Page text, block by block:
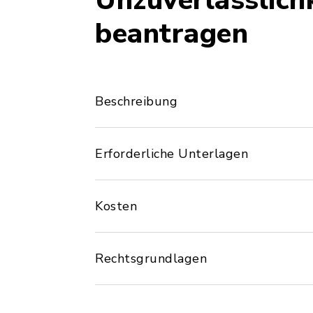
beantragen
Beschreibung
Erforderliche Unterlagen
Kosten
Rechtsgrundlagen